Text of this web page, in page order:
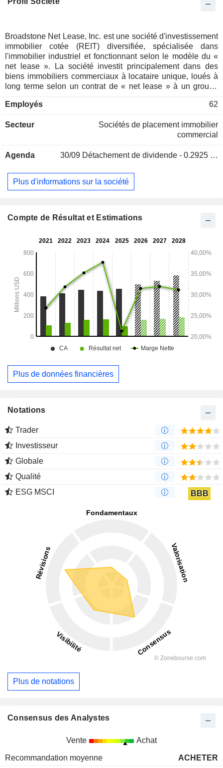
Broadstone Net Lease, Inc. est une société d'investissement
immobilier cotée (REIT) diversifiée, spécialisée dans
l'immobilier industriel et fonctionnant selon le modèle du «
net lease ». La société investit principalement dans des
biens immobiliers commerciaux à locataire unique, loués à
long terme selon un contrat de « net lease » à un groupe
réparti entre les types de biens immobiliers industriels et
industriels, elle inclut les secteurs de la fabrication, de la
distribution et de l'entreposage, de la transformation
développement, de l'entreposage frigorifique et des
les marchandises générales, la restauration décontractée, la
restauration rapide, l'automobile, les services aux animaux,
établissements cliniques/chirurgicaux. Le portefeuille de la
Employés 62
Secteur
Sociétés de placement immobilier
commercial
Agenda 30/09 Détachement de dividende - 0.2925 USD
Plus d'informations sur la société
Compte de Résultat et Estimations
Plus de données financières
Notations
Trader
Investisseur
Globale
Qualité
ESG MSCI
BBB
Plus de notations
Consensus des Analystes
Vente Achat
Recommandation moyenne
ACHETER